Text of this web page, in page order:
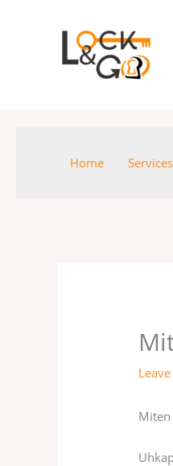
Home Services